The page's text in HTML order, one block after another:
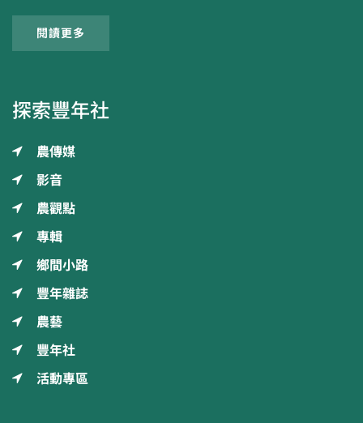
閱讀更多
探索豐年社
農傳媒
影音
農觀點
專輯
鄉間小路
豐年雜誌
農藝
豐年社
活動專區